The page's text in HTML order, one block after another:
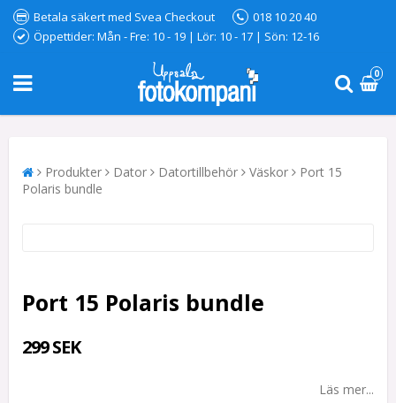
Betala säkert med Svea Checkout
018 10 20 40
Öppettider: Mån - Fre: 10 - 19 | Lör: 10 - 17 | Sön: 12-16
0
Produkter Dator Datortillbehör Väskor
Port 15
Polaris bundle
Port 15 Polaris bundle
299 SEK
Läs mer...